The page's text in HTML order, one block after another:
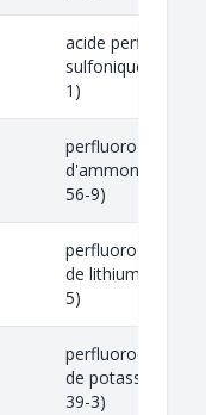
acide
sulfonique (CAS
1)
perfluorooctane
d'ammonium
56-9)
perfluorooctane
de lithium (CAS
5)
perfluorooctane
de potassium
39-3)